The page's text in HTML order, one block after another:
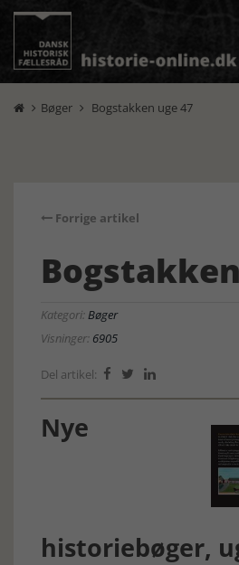
 Bøger  Bogstakken uge 47
Forrige artikel
Kategori:Bøger
Visninger: 6905
Del artikel:   
Nye
historiebøger,